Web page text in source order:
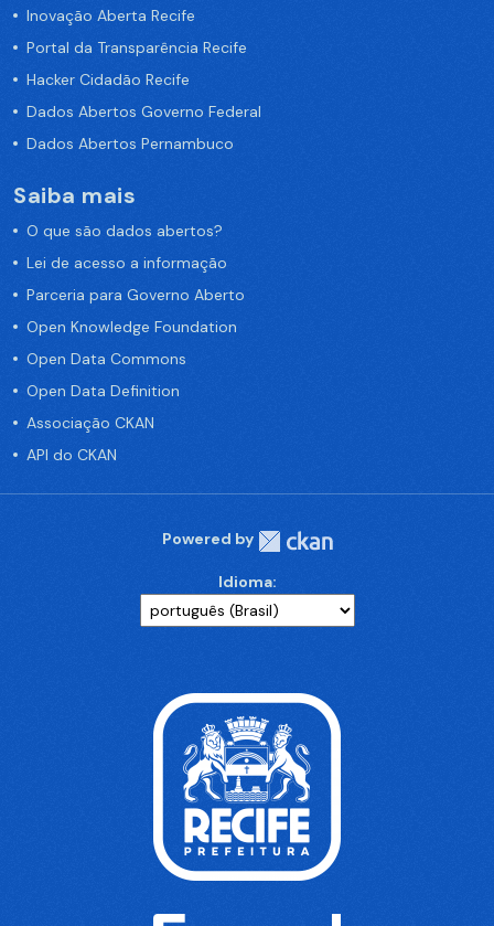
Inovação Aberta Recife
Portal da Transparência Recife
Hacker Cidadão Recife
Dados Abertos Governo Federal
Dados Abertos Pernambuco
Saiba mais
O que são dados abertos?
Lei de acesso a informação
Parceria para Governo Aberto
Open Knowledge Foundation
Open Data Commons
Open Data Definition
Associação CKAN
API do CKAN
Powered by
Idioma